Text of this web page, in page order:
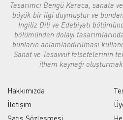
Tasarımcı Bengü Karaca, sanata
büyük bir ilgi duymuştur ve
İngiliz Dili ve Edebiyatı
bölümünden dolayı
bunların anlamlandırılması
Sanat ve Tasavvuf felsefelerinin
ilham kaynağı
Hakkımızda
İletişim
Satış Sözleşmesi